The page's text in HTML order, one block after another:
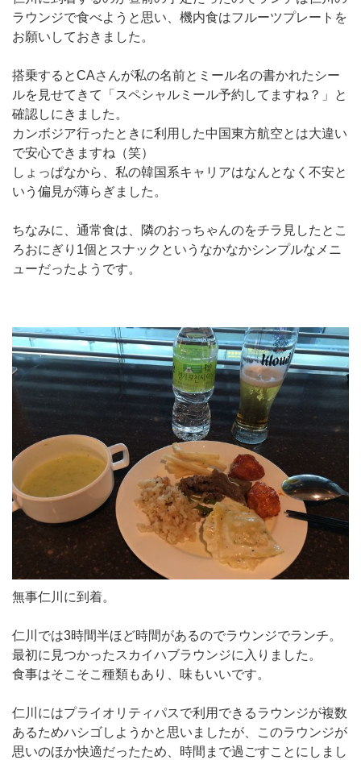
ラウンジで食べようと思い、機内食はフルーツプレートを
お願いしておきました。
搭乗するとCAさんが私の名前とミール名の書かれたシー
ルを見せてきて「スペシャルミール予約してますね？」と
確認しにきました。
カンボジア行ったときに利用した中国東方航空とは大違い
で安心できますね（笑）
しょっぱなから、私の韓国系キャリアはなんとなく不安と
いう偏見が薄らぎました。
ちなみに、通常食は、隣のおっちゃんのをチラ見したとこ
ろおにぎり1個とスナックというなかなかシンプルなメニ
ューだったようです。
無事仁川に到着。
仁川では3時間半ほど時間があるのでラウンジでランチ。
最初に見つかったスカイハブラウンジに入りました。
食事はそこそこ種類もあり、味もいいです。
仁川にはプライオリティパスで利用できるラウンジが複数
あるためハシゴしようかと思いましたが、このラウンジが
思いのほか快適だったため、時間まで過ごすことにしまし